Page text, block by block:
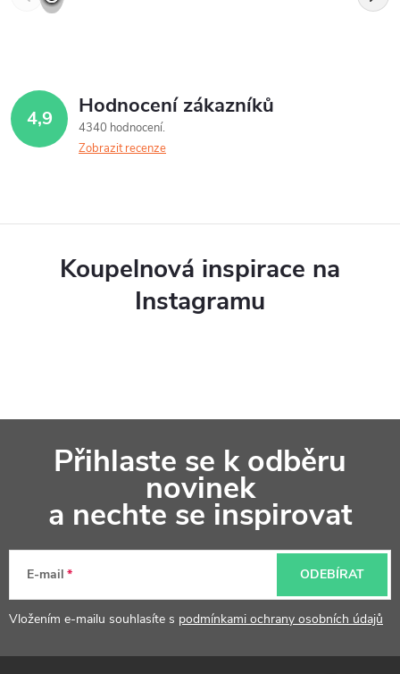
4,9 Hodnocení zákazníků
4340 hodnocení
Zobrazit recenze
Koupelnová inspirace na
Instagramu
a
Přihlaste se k odběru
novinek
a nechte se inspirovat
E-mail
Vložením e-mailu souhlasíte s podmínkami ochrany osobních údajů
ODEBÍRAT